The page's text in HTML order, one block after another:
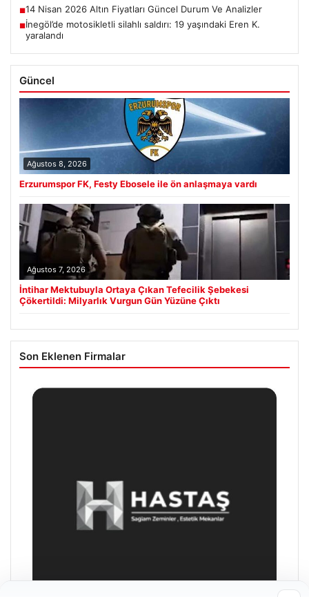
■14 Nisan 2026 Altın Fiyatları Güncel Durum Ve Analizler
■İnegöl’de motosikletli silahlı saldırı: 19 yaşındaki Eren K.
yaralandı
Güncel
Ağustos 8, 2026
Erzurumspor FK, Festy Ebosele ile ön anlaşmaya vardı
Ağustos 7, 2026
İntihar Mektubuyla Ortaya Çıkan Tefecilik Şebekesi
Çökertildi: Milyarlık Vurgun Gün Yüzüne Çıktı
Son Eklenen Firmalar